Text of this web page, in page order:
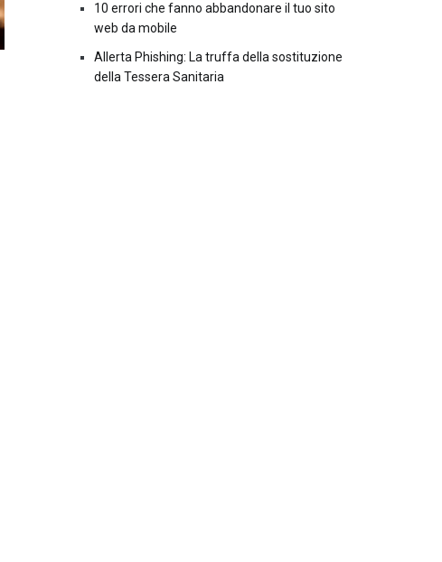
10 errori che fanno abbandonare il tuo sito
web da mobile
Allerta Phishing: La truffa della sostituzione
della Tessera Sanitaria